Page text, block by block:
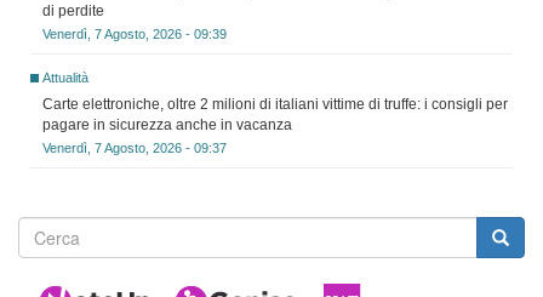
di perdite
Venerdì, 7 Agosto, 2026 - 09:39
Attualità
Carte elettroniche, oltre 2 milioni di italiani vittime di truffe: i consigli per
pagare in sicurezza anche in vacanza
Venerdì, 7 Agosto, 2026 - 09:37
Form
di